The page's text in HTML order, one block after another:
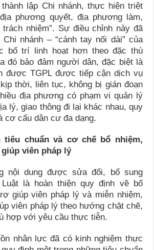
lập Chi nhánh, thực hiện triệt
phương quyết, địa phương làm,
nhiệm”. Sự điều chỉnh này đã
nhánh – “cánh tay nối dài” của
bố trí linh hoạt hơn theo đặc thù
đó bảo đảm người dân, đặc biệt là
được TGPL được tiếp cận dịch vụ
thời, liên tục, không bị gián đoạn
địa phương có phạm vi quản lý
lý, giao thông đi lại khác nhau, quy
cơ cấu dân cư đa dạng.
tiêu chuẩn và cơ chế bổ nhiệm,
viên pháp lý
nội dung được sửa đổi, bổ sung
là hoàn thiện quy định về bổ
giúp viên pháp lý và miễn nhiệm,
viên pháp lý theo hướng chặt chẽ,
hợp với yêu cầu thực tiễn.
nhân lực đã có kinh nghiệm thực